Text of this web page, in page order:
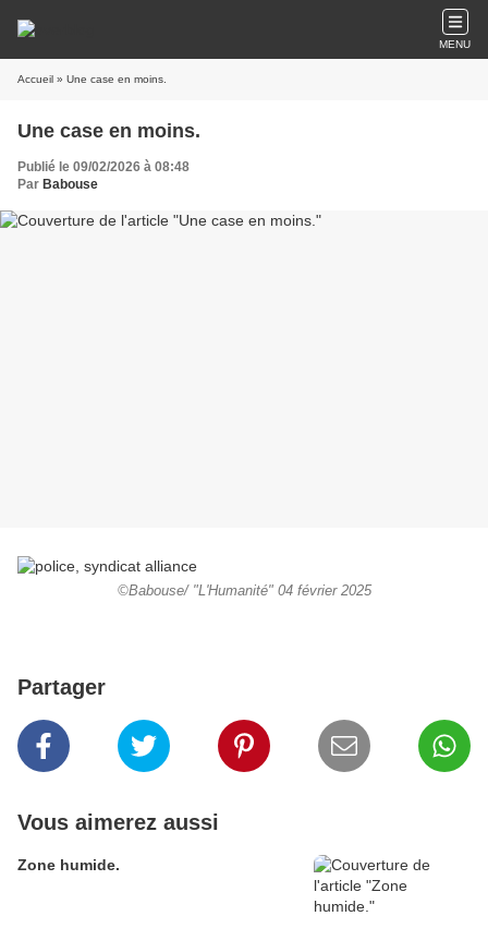
MENU
Accueil » Une case en moins.
Une case en moins.
Publié le 09/02/2026 à 08:48
Par Babouse
©Babouse/ "L'Humanité" 04 février 2025
Partager
Vous aimerez aussi
Zone humide.